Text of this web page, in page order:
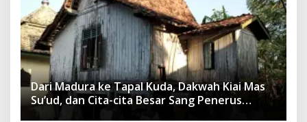
Dari Madura ke Tapal Kuda, Dakwah Kiai Mas
Su’ud, dan Cita-cita Besar Sang Penerus
Menusantara dan Mendunia